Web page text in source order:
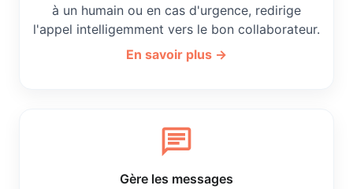
à un humain ou en cas d'urgence, redirige
l'appel intelligemment vers le bon collaborateur.
En savoir plus →
chat
Gère les messages